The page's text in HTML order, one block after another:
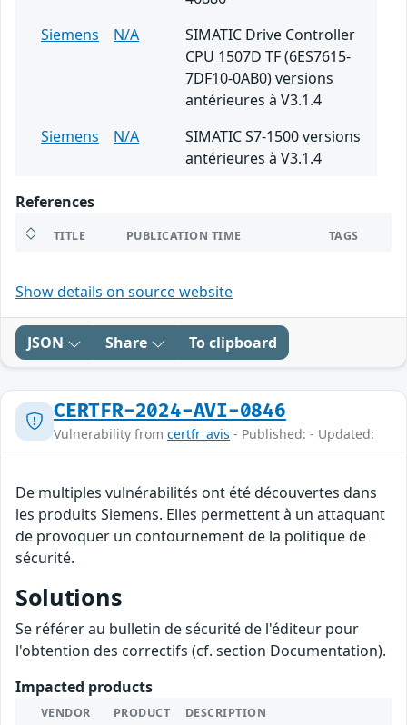
Siemens
N/A
SIMATIC Drive Controller
CPU 1507D TF (6ES7615-
7DF10-0AB0) versions
antérieures à V3.1.4
Siemens
N/A
SIMATIC S7-1500 versions
antérieures à V3.1.4
References
TITLE PUBLICATION TIME TAGS
Show details on source website
JSON Share To clipboard
CERTFR-2024-AVI-0846
Vulnerability from certfr_avis - Published: - Updated:
De multiples vulnérabilités ont été découvertes dans
les produits Siemens. Elles permettent à un attaquant
de provoquer un contournement de la politique de
sécurité.
Solutions
Se référer au bulletin de sécurité de l'éditeur pour
l'obtention des correctifs (cf. section Documentation).
Impacted products
VENDOR PRODUCT DESCRIPTION